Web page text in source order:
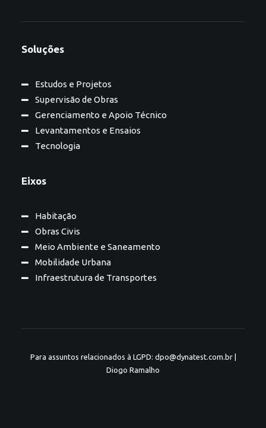
Soluções
Estudos e Projetos
Supervisão de Obras
Gerenciamento e Apoio Técnico
Levantamentos e Ensaios
Tecnologia
Eixos
Habitação
Obras Civis
Meio Ambiente e Saneamento
Mobilidade Urbana
Infraestrutura de Transportes
Para assuntos relacionados à LGPD: dpo@dynatest.com.br |
Diogo Ramalho